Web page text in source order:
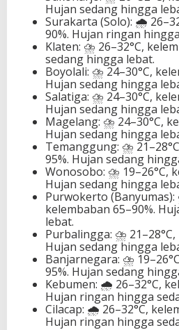
Hujan sedang hingga
Surakarta (Solo): 🌧️
90%. Hujan ringan
Klaten: ⛈️ 26–32°C,
sedang hingga lebat.
Boyolali: ⛈️ 24–30°C,
Hujan sedang hingga
Salatiga: ⛈️ 24–30°C,
Hujan sedang hingga
Magelang: ⛈️ 24–30°C,
Hujan sedang hingga
Temanggung: ⛈️
95%. Hujan sedang
Wonosobo: ⛈️ 19–26°C,
Hujan sedang hingga
Purwokerto (Banyumas):
kelembaban 65–90%.
lebat.
Purbalingga: ⛈️ 21–28°C,
Hujan sedang hingga
Banjarnegara: ⛈️
95%. Hujan sedang
Kebumen: 🌧️ 26–32°C,
Hujan ringan hingga
Cilacap: 🌧️ 26–32°C,
Hujan ringan hingga